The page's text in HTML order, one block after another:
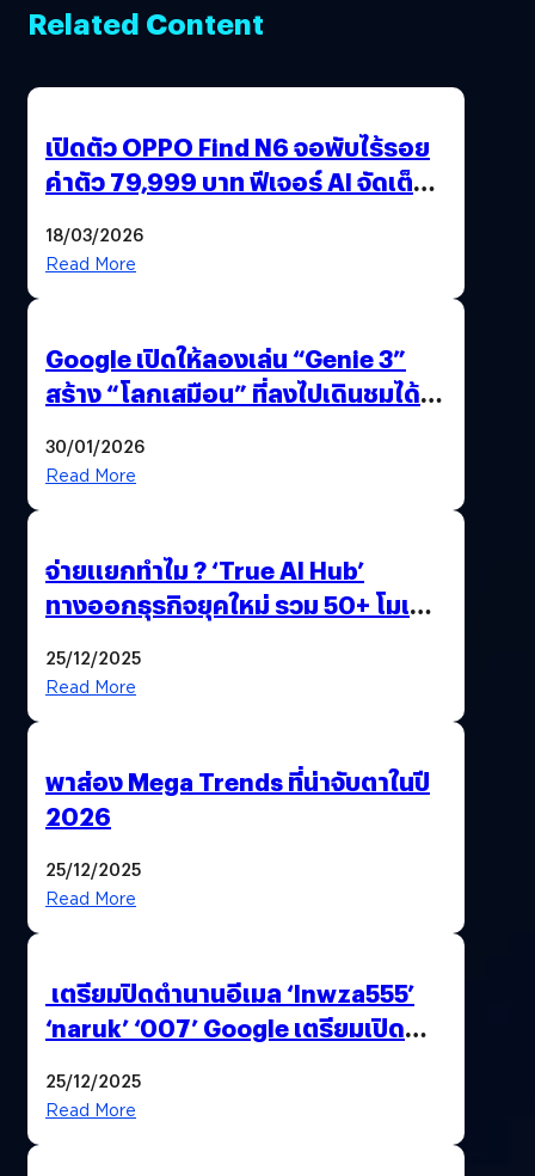
Related Content
เปิดตัว OPPO Find N6 จอพับไร้รอย
ค่าตัว 79,999 บาท ฟีเจอร์ AI จัดเต็ม
18/03/2026
Read More
Google เปิดให้ลองเล่น “Genie 3”
สร้าง “โลกเสมือน” ที่ลงไปเดินชมได้
30/01/2026
Read More
จ่ายแยกทำไม ? ‘True AI Hub’
ทางออกธุรกิจยุคใหม่ รวม 50+ โมเดล
25/12/2025
Read More
พาส่อง Mega Trends ที่น่าจับตาในปี
2026
25/12/2025
Read More
เตรียมปิดตำนานอีเมล ‘lnwza555’
‘naruk’ ‘007’ Google เตรียมเปิด
25/12/2025
Read More